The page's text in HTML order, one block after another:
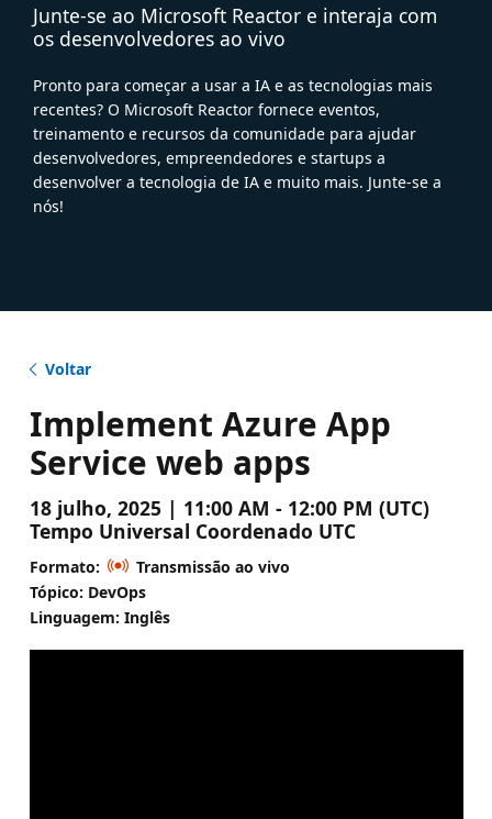
Junte-se ao Microsoft Reactor e interaja com
os desenvolvedores ao vivo
Pronto para começar a usar a IA e as tecnologias mais
recentes? O Microsoft Reactor fornece eventos,
treinamento e recursos da comunidade para ajudar
desenvolvedores, empreendedores e startups a
desenvolver a tecnologia de IA e muito mais. Junte-se a
nós!
Voltar
Implement Azure App
Service web apps
18 julho, 2025 | 11:00 AM - 12:00 PM (UTC)
Tempo Universal Coordenado UTC
Formato:
Transmissão ao vivo
Tópico: DevOps
Linguagem: Inglês